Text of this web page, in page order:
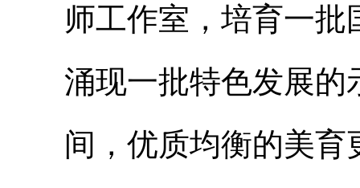
师工作室，培育一
涌现一批特色发展的
间，优质均衡的美